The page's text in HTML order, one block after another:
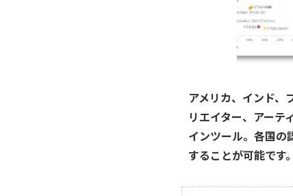
アメリカ、インド、
リエイター、アーテ
インツール。各国の
することが可能です。